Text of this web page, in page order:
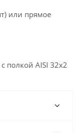
или прямое
полкой AISI 32х2